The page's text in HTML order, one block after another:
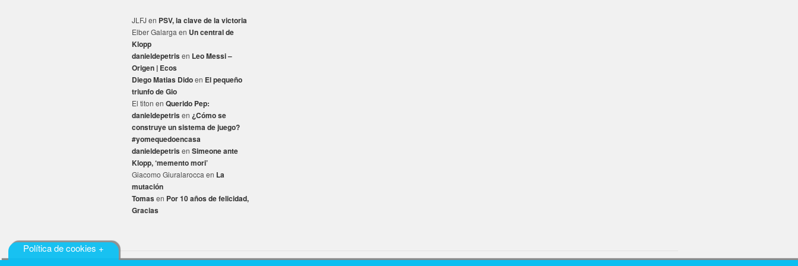
Política de cookies +
JLFJ en PSV, la clave de la victoria
Elber Galarga en Un central de
Klopp
danieldepetrisen Leo Messi –
Origen | Ecos
Diego Matias Didoen El pequeño
triunfo de Gio
El titon en Querido Pep:
danieldepetrisen ¿Cómo se
construye un sistema de juego?
#yomequedoencasa
danieldepetrisen Simeone ante
Klopp, ‘memento mori’
Giacomo Giuralarocca en La
mutación
Tomasen Por 10 años de felicidad,
Gracias